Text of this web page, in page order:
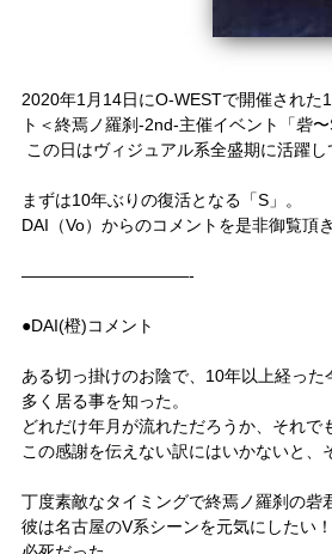
2020年1月14日にO-WESTで開催され
ト＜終焉ノ羅刹-2nd-主催イベント「砦
この日はヴィジュアル系全盛期に活躍
まずは10年ぶりの復活となる「S」。
DAI（Vo）からのコメントを是非御覧頂き
——————————-
●DAI(橙)コメント
ある切っ掛けのお陰で、10年以上経っ
多く居る事を知った。
どれだけ年月が流れただろうか、それで
この感謝を伝えない訳にはいかないと、
丁度素敵なタイミングで終焉ノ羅刹の砦
彼は名古屋のV系シーンを元気にしたい